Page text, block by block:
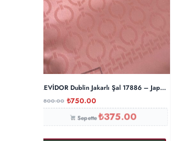
LEVİDOR Dublin Jakarlı Şal 17886 – Japon Kirazı
800.00 ₺750.00
Sepette₺375.00